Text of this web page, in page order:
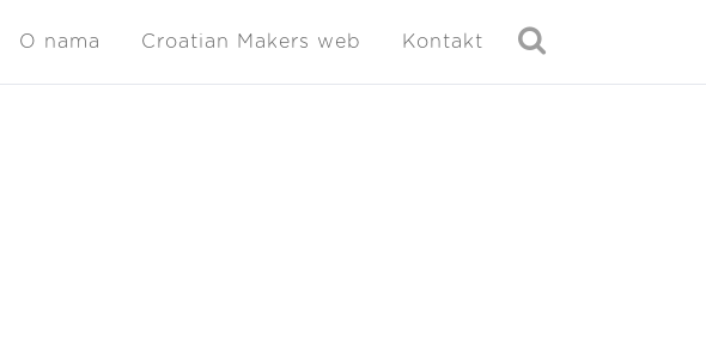
O nama Croatian Makers web Kontakt